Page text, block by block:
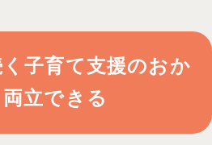
子育て支援のおか
立できる